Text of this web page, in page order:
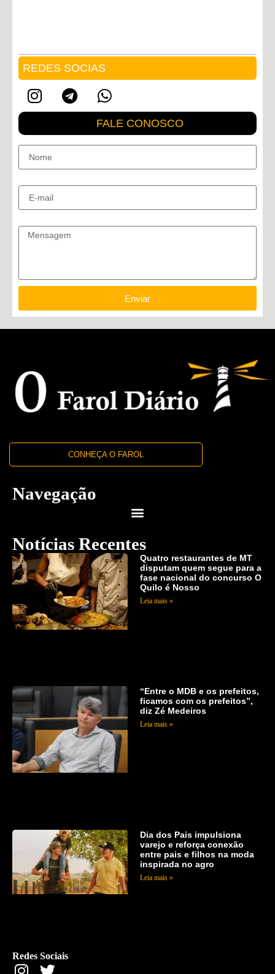
REDES SOCIAS
FALE CONOSCO
Enviar
CONHEÇA O FAROL
Navegação
Notícias Recentes
Quatro restaurantes de MT
disputam quem segue para a
fase nacional do concurso O
Quilo é Nosso
Leia mais »
“Entre o MDB e os prefeitos,
ficamos com os prefeitos”,
diz Zé Medeiros
Leia mais »
Dia dos Pais impulsiona
varejo e reforça conexão
entre pais e filhos na moda
inspirada no agro
Leia mais »
Redes Sociais